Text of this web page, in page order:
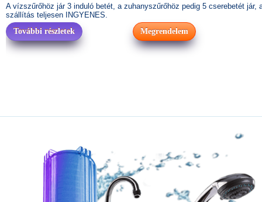
A vízszűrőhöz jár 3 induló betét, a zuhanyszűrőhöz pedig 5 cserebetét jár,
szállítás teljesen INGYENES.
További részletek
Megrendelem